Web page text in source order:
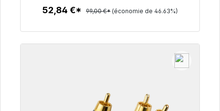
52,84 €* 99,00 €* (économie de 46.63%)